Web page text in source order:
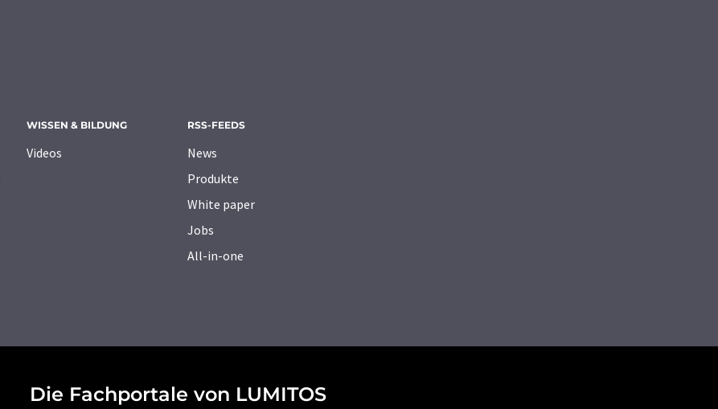
WISSEN & BILDUNG
Videos
RSS-FEEDS
News
Produkte
White paper
Jobs
All-in-one
Die Fachportale von LUMITOS